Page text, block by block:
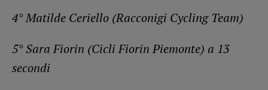
4° Matilde Ceriello (Racconigi Cycling Team)
5° Sara Fiorin (Cicli Fiorin Piemonte) a 13
secondi